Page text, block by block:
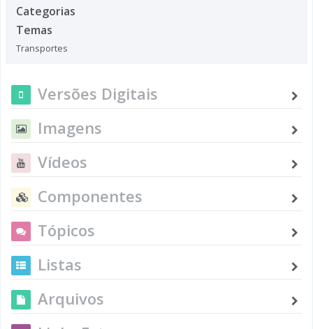
Categorias
Temas
Transportes
Versões Digitais
Imagens
Vídeos
Componentes
Tópicos
Listas
Arquivos